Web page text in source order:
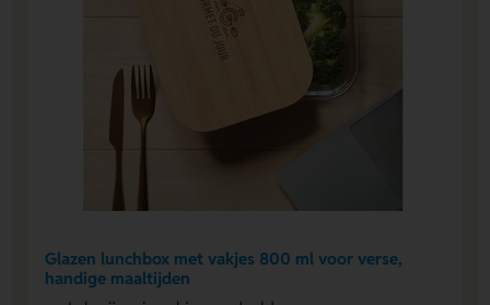
Glazen lunchbox met vakjes 800 ml voor verse,
handige maaltijden